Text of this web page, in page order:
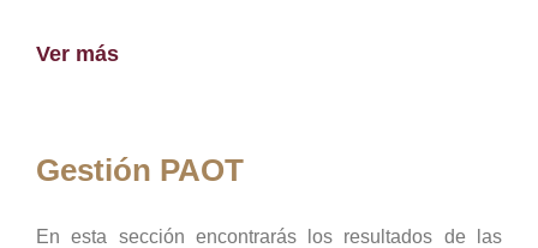
Ver más
Gestión PAOT
En esta sección encontrarás los resultados de las